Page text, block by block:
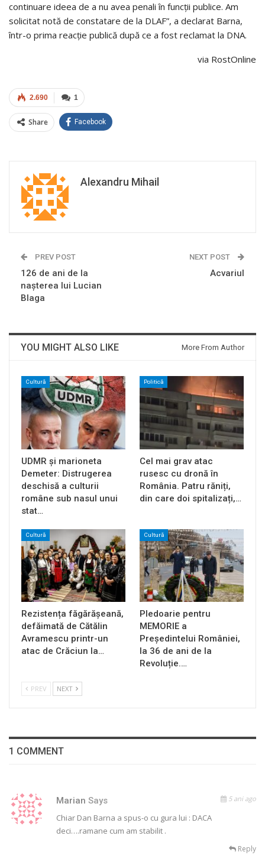
continuare ideea de a nu avea penali în funcții publice. Am
solicitat notă de constatare de la DLAF”, a declarat Barna,
într-o prima reacție publică după ce a fost reclamat la DNA.
via RostOnline
1
2.690
Share Facebook
Alexandru Mihail
PREV POST
126 de ani de la
naşterea lui Lucian
Blaga
NEXT POST
Acvariul
YOU MIGHT ALSO LIKE More From Author
Cultură
UDMR și marioneta
Demeter: Distrugerea
deschisă a culturii
române sub nasul unui
stat…
Politică
Cel mai grav atac
rusesc cu dronă în
România. Patru răniți,
din care doi spitalizați,…
Cultură
Rezistența făgărășeană,
defăimată de Cătălin
Avramescu printr-un
atac de Crăciun la…
Cultură
Pledoarie pentru
MEMORIE a
Președintelui României,
la 36 de ani de la
Revoluție.…
PREV NEXT
1 COMMENT
Marian Says 5 ani ago
Chiar Dan Barna a spus-o cu gura lui : DACA
deci….ramane cum am stabilit .
Reply